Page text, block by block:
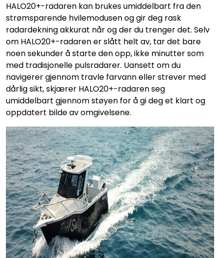
HALO20+-radaren kan brukes umiddelbart fra den
strømsparende hvilemodusen og gir deg rask
radardekning akkurat når og der du trenger det. Selv
om HALO20+-radaren er slått helt av, tar det bare
noen sekunder å starte den opp, ikke minutter som
med tradisjonelle pulsradarer. Uansett om du
navigerer gjennom travle farvann eller strever med
dårlig sikt, skjærer HALO20+-radaren seg
umiddelbart gjennom støyen for å gi deg et klart og
oppdatert bilde av omgivelsene.